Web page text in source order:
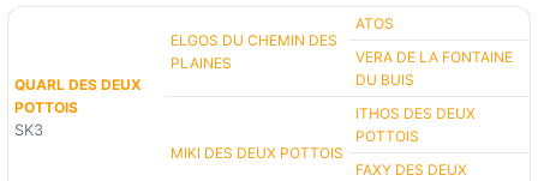
QUARL DES DEUX
POTTOIS
SK3
ELGOS DU CHEMIN DES
PLAINES
ATOS
VERA DE LA FONTAINE
DU BUIS
MIKI DES DEUX POTTOIS
ITHOS DES DEUX
POTTOIS
FAXY DES DEUX